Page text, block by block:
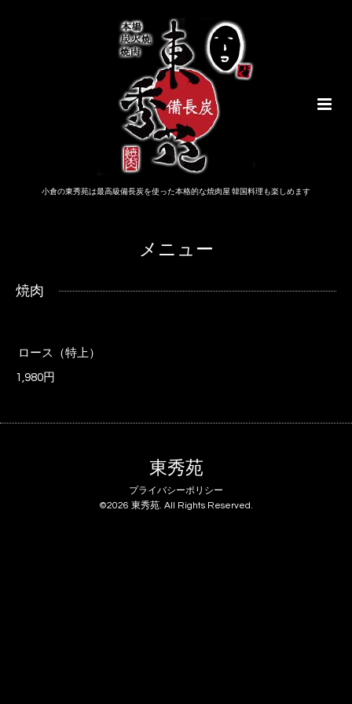
小倉の東秀苑は最高級備長炭を使った本格的な焼肉屋 韓国料理も楽しめます
メニュー
焼肉
ロース（特上）
1,980円
東秀苑
プライバシーポリシー
©2026 東秀苑. All Rights Reserved.